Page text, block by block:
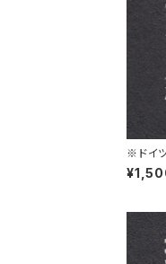
※ドイ